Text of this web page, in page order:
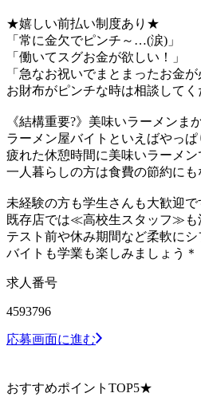
★嬉しい前払い制度あり★
「常に金欠でピンチ～…(涙)」
「働いてスグお金が欲しい！」
「急なお祝いでまとまったお金
お財布がピンチな時は相談してく
《結構重要?》美味いラーメンま
ラーメン屋バイトといえばやっぱ
疲れた休憩時間に美味いラーメン
一人暮らしの方は食費の節約に
未経験の方も学生さんも大歓迎で
既存店では≪高校生スタッフ≫も
テスト前や休み期間など柔軟に
バイトも学業も楽しみましょう＊
求人番号
4593796
応募画面に進む
おすすめポイントTOP5★